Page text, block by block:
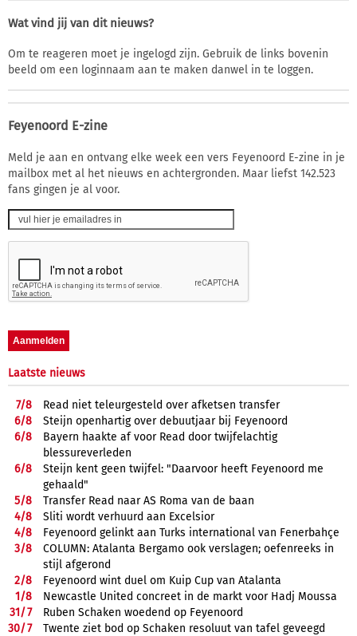
Wat vind jij van dit nieuws?
Om te reageren moet je ingelogd zijn. Gebruik de links bovenin
beeld om een loginnaam aan te maken danwel in te loggen.
Feyenoord E-zine
Meld je aan en ontvang elke week een vers Feyenoord E-zine in je
mailbox met al het nieuws en achtergronden. Maar liefst 142.523
fans gingen je al voor.
Laatste nieuws
7/8
Read niet teleurgesteld over afketsen transfer
6/8
Steijn openhartig over debuutjaar bij Feyenoord
6/8
Bayern haakte af voor Read door twijfelachtig
blessureverleden
6/8
Steijn kent geen twijfel: "Daarvoor heeft Feyenoord me
gehaald"
5/8
Transfer Read naar AS Roma van de baan
4/8
Sliti wordt verhuurd aan Excelsior
4/8
Feyenoord gelinkt aan Turks international van Fenerbahçe
3/8
COLUMN: Atalanta Bergamo ook verslagen; oefenreeks in
stijl afgerond
2/8
Feyenoord wint duel om Kuip Cup van Atalanta
1/8
Newcastle United concreet in de markt voor Hadj Moussa
31/7
Ruben Schaken woedend op Feyenoord
30/7
Twente ziet bod op Schaken resoluut van tafel geveegd